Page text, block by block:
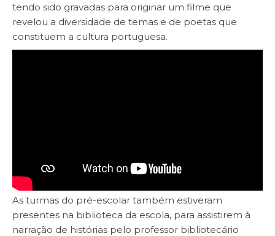
tendo sido gravadas para originar um filme que
revelou a diversidade de temas e de poetas que
constituem a cultura portuguesa.
As turmas do pré-escolar também estiveram
presentes na biblioteca da escola, para assistirem à
narração de histórias pelo professor bibliotecário